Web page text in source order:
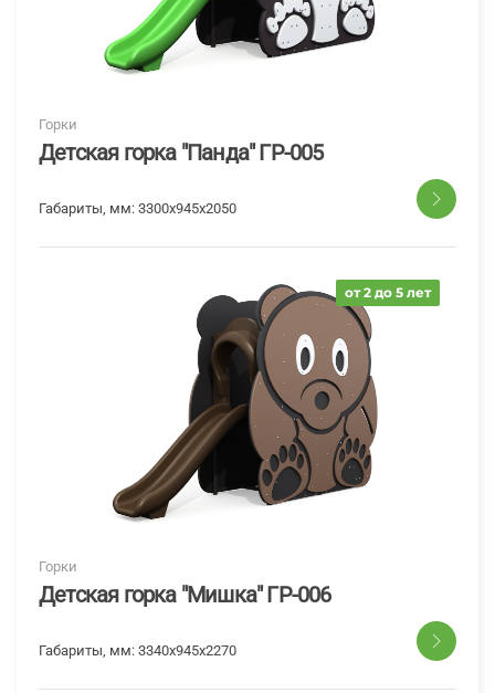
Горки
Детская горка "Панда" ГР-005
Габариты, мм: 3300x945x2050
от 2 до 5 лет
Горки
Детская горка "Мишка" ГР-006
Габариты, мм: 3340x945x2270